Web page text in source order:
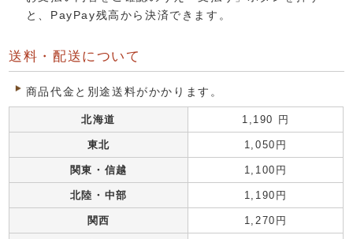
と、PayPay残高から決済できます。
送料・配送について
商品代金と別途送料がかかります。
北海道 1,190 円
東北 1,050円
関東・信越 1,100円
北陸・中部 1,190円
関西 1,270円